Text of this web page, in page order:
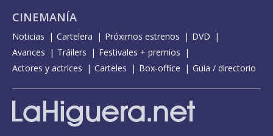
CINEMANÍA
Noticias Cartelera Próximos estrenos
DVD
Avances
Tráilers
Festivales + premios
Actores y actrices
Carteles Box-office Guía / directorio